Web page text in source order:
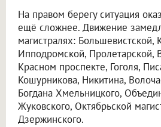
На правом берегу ситуация
ещё сложнее. Движение
магистралях: Большевистской,
Ипподромской, Пролетарской,
Красном проспекте, Гоголя,
Кошурникова, Никитина,
Богдана Хмельницкого,
Жуковского, Октябрьской
Дзержинского.